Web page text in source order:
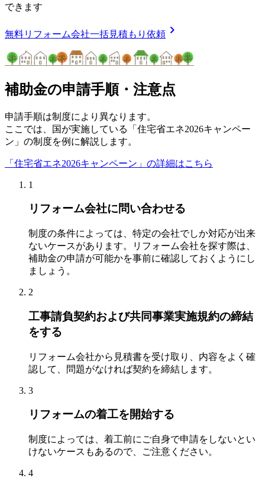
できます
無料リフォーム会社一括見積もり依頼 chevron_right
補助金の申請手順・注意点
申請手順は制度により異なります。
ここでは、国が実施している「住宅省エネ2026キャンペー
ン」の制度を例に解説します。
「住宅省エネ2026キャンペーン」の詳細はこちら
1
リフォーム会社に問い合わせる
制度の条件によっては、特定の会社でしか対応が出来
ないケースがあります。リフォーム会社を探す際は、
補助金の申請が可能かを事前に確認しておくようにし
ましょう。
2
工事請負契約および共同事業実施規約の締結
をする
リフォーム会社から見積書を受け取り、内容をよく確
認して、問題がなければ契約を締結します。
3
リフォームの着工を開始する
制度によっては、着工前にご自身で申請をしないとい
けないケースもあるので、ご注意ください。
4